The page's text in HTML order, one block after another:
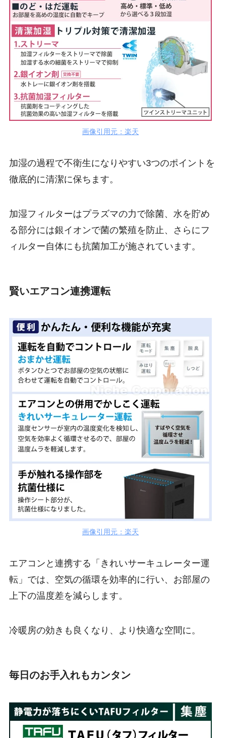
画像引用元：楽天
加湿の過程で不衛生になりやすい3つのポイントを
徹底的に清潔に保ちます。
加湿フィルターはプラズマの力で除菌、水を貯め
る部分には銀イオンで菌の繁殖を防止、さらにフ
ィルター自体にも抗菌加工が施されています。
賢いエアコン連携運転
画像引用元：楽天
エアコンと連携する「きれいサーキュレーター運
転」では、空気の循環を効率的に行い、お部屋の
上下の温度差を減らします。
冷暖房の効きも良くなり、より快適な空間に。
毎日のお手入れもカンタン